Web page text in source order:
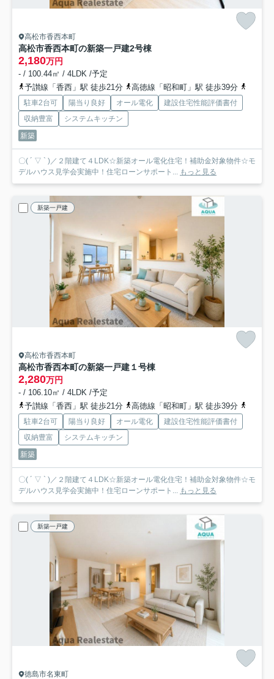
高松市香西本町
高松市香西本町の新築一戸建2号棟
2,180万円
- / 100.44㎡ / 4LDK /予定
予讃線「香西」駅 徒歩21分
高徳線「昭和町」駅 徒歩39分
駐車2台可 陽当り良好 オール電化
建設住宅性能評価書付
収納豊富
システムキッチン
新築
〇( ´ ▽ ` )／２階建て４LDK☆新築オール電化住宅！補助金対象物件☆モ
デルハウス見学会実施中！住宅ローンサポート...
もっと見る
新築一戸建
高松市香西本町
高松市香西本町の新築一戸建１号棟
2,280万円
- / 106.10㎡ / 4LDK /予定
予讃線「香西」駅 徒歩21分
高徳線「昭和町」駅 徒歩39分
駐車2台可 陽当り良好 オール電化
建設住宅性能評価書付
収納豊富
システムキッチン
新築
〇( ´ ▽ ` )／２階建て４LDK☆新築オール電化住宅！補助金対象物件☆モ
デルハウス見学会実施中！住宅ローンサポート...
もっと見る
新築一戸建
徳島市名東町